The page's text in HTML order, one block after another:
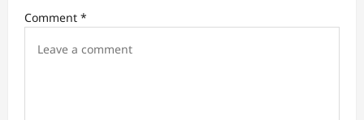
i
Comment *